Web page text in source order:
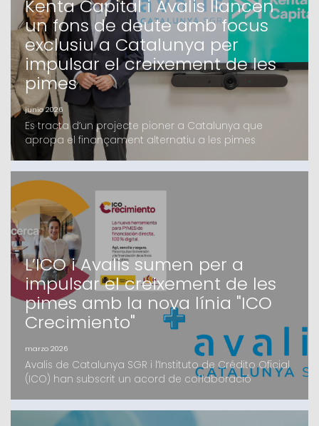
Kenta Capital i Avalis llancen
un fons de deute amb focus
exclusiu a Catalunya per
impulsar el creixement de les
pimes
junio 2026
Es tracta d’un projecte pioner a Catalunya que
apropa el finançament alternatiu a les pimes
catalanes, en el qual Avalis i Kenta Capital fa mesos
que treballen i que compta amb el suport d’un grup
d’inversors, tant family offices com institucionals,
majoritàriament catalansEl fons, que oferirà
finançament de fins a 4 milions d’euros en
condicions c
L’ICO i Avalis sumen per a
impulsar el creixement de les
pimes amb la nova línia "ICO
Crecimiento"
marzo 2026
Avalis de Catalunya SGR i l’Instituto de Crédito Oficial
(ICO) han subscrit un acord de col·laboració
pimes catalanes. Mitjançant la nova eina digital ICO
Crecimiento, les petites i mitjanes empreses podran